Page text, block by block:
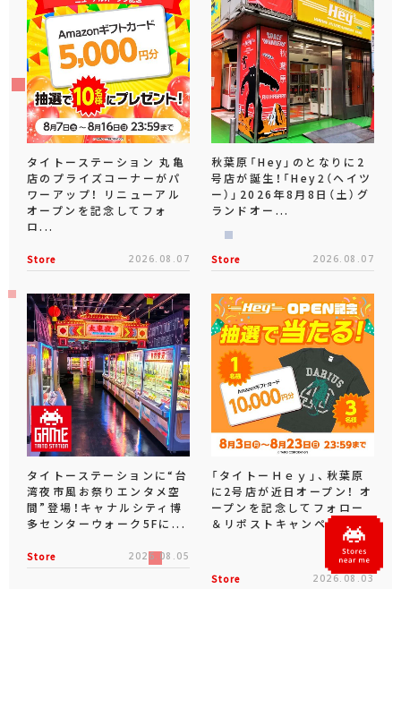
タイトーステーション 丸亀
店のプライズコーナーがパ
ワーアップ！ リニューアル
オープンを記念してフォ
ロ...
Store 2026.08.07
秋葉原「Hey」のとなりに2
号店が誕生！「Hey2（ヘイツ
ー）」2026年8月8日（土）グ
ランドオー...
Store 2026.08.07
タイトーステーションに“台
湾夜市風お祭りエンタメ空
間”登場！キャナルシティ博
多センターウォーク5Fに...
Store 2026.08.05
「タイトーＨｅｙ」、秋葉原
に2号店が近日オープン！ オ
ープンを記念してフォロー
＆リポストキャンペーン...
Store 2026.08.03